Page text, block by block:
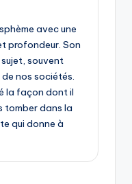
avec une
profondeur. Son
souvent
nos sociétés.
la façon dont il
tomber dans la
qui donne à